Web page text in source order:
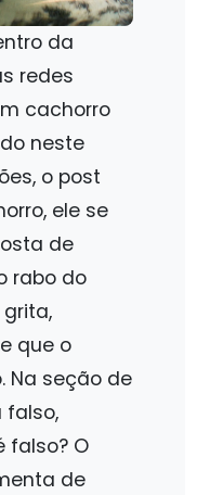
da
redes
cachorro
neste
o post
ele se
de
rabo do
que o
Na seção de
falso,
falso? O
de